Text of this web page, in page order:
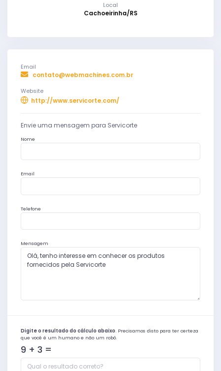
Local
Cachoeirinha/RS
Email
contato@webmachines.com.br
Website
http://www.servicorte.com/
Envie uma mensagem para Servicorte
Nome
Email
Telefone
Mensagem
Digite o resultado do cálculo abaixo. Precisamos disto para ter certeza
que você é um humano e não um robô.
9 + 3 =